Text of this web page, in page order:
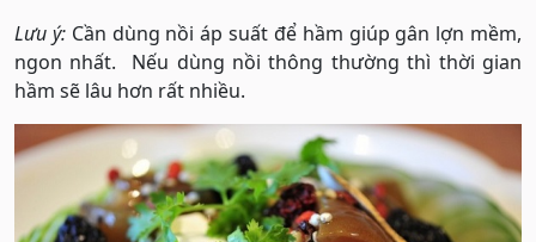
Lưu ý:Cần dùng nồi áp suất để hầm giúp gân lợn mềm,
ngon nhất. Nếu dùng nồi thông thường thì thời gian
hầm sẽ lâu hơn rất nhiều.